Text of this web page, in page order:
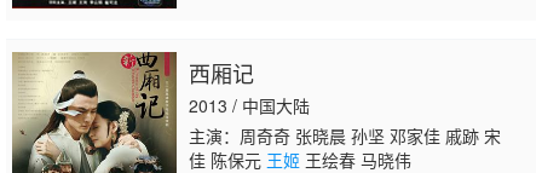
西厢记
2013 / 中国大陆
主演：周奇奇 张晓晨 孙坚 邓家佳 戚跡 宋
佳 陈保元 王姬王绘春 马晓伟